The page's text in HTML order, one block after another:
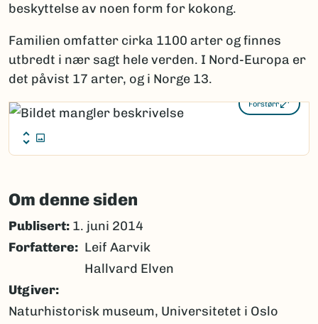
beskyttelse av noen form for kokong.
Familien omfatter cirka 1100 arter og finnes
utbredt i nær sagt hele verden. I Nord-Europa er
det påvist 17 arter, og i Norge 13.
Forstørr
Om denne siden
Publisert: 1. juni 2014
Forfattere
Leif Aarvik
Hallvard Elven
Utgiver
Naturhistorisk museum, Universitetet i Oslo